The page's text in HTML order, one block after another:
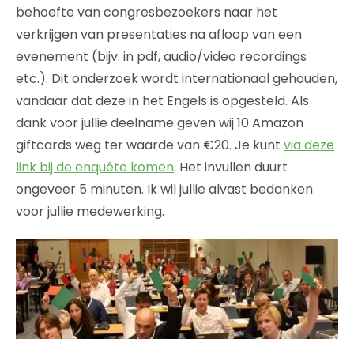
behoefte van congresbezoekers naar het
verkrijgen van presentaties na afloop van een
evenement (bijv. in pdf, audio/video recordings
etc.). Dit onderzoek wordt internationaal gehouden,
vandaar dat deze in het Engels is opgesteld. Als
dank voor jullie deelname geven wij 10 Amazon
giftcards weg ter waarde van €20. Je kunt via deze
link bij de enquête komen. Het invullen duurt
ongeveer 5 minuten. Ik wil jullie alvast bedanken
voor jullie medewerking.